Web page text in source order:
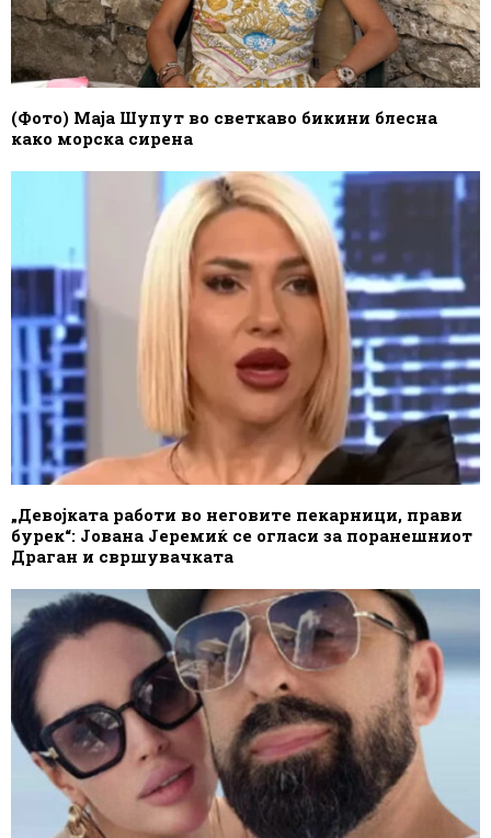
(Фото) Маја Шупут во светкаво бикини блесна
како морска сирена
„Девојката работи во неговите пекарници, прави
бурек“: Јована Јеремиќ се огласи за поранешниот
Драган и свршувачката